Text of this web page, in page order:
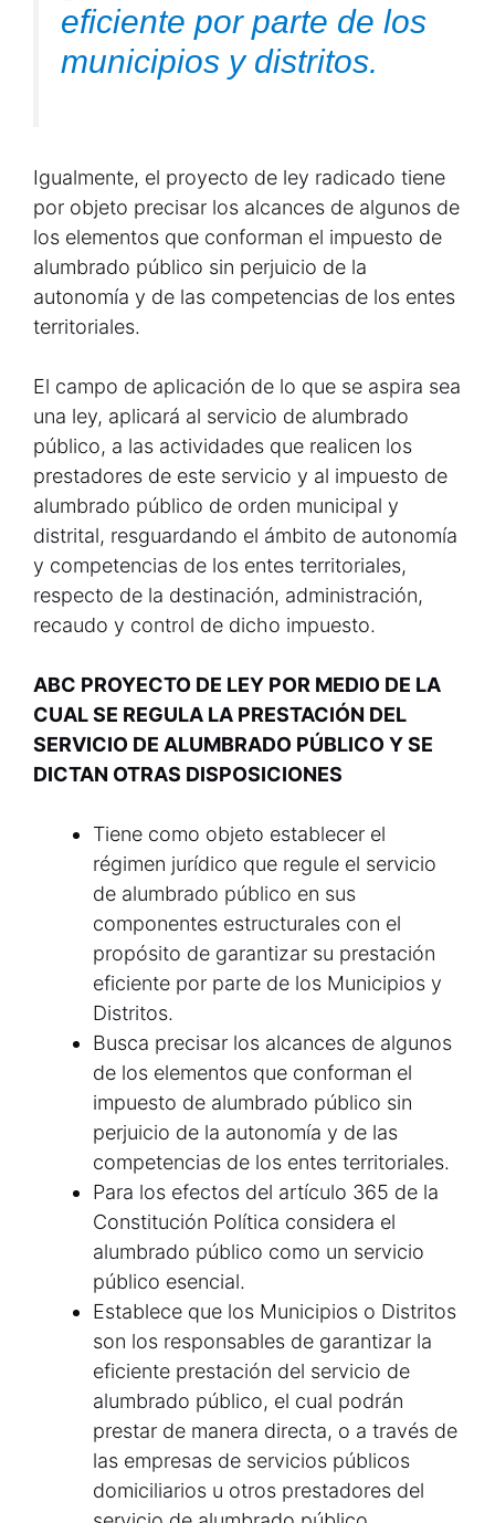
eficiente por parte de los
municipios y distritos.
Igualmente, el proyecto de ley radicado tiene
por objeto precisar los alcances de algunos de
los elementos que conforman el impuesto de
alumbrado público sin perjuicio de la
autonomía y de las competencias de los entes
territoriales.
El campo de aplicación de lo que se aspira sea
una ley, aplicará al servicio de alumbrado
público, a las actividades que realicen los
prestadores de este servicio y al impuesto de
alumbrado público de orden municipal y
distrital, resguardando el ámbito de autonomía
y competencias de los entes territoriales,
respecto de la destinación, administración,
recaudo y control de dicho impuesto.
ABC PROYECTO DE LEY POR MEDIO DE LA
CUAL SE REGULA LA PRESTACIÓN DEL
SERVICIO DE ALUMBRADO PÚBLICO Y SE
DICTAN OTRAS DISPOSICIONES
Tiene como objeto establecer el
régimen jurídico que regule el servicio
de alumbrado público en sus
componentes estructurales con el
propósito de garantizar su prestación
eficiente por parte de los Municipios y
Distritos.
Busca precisar los alcances de algunos
de los elementos que conforman el
impuesto de alumbrado público sin
perjuicio de la autonomía y de las
competencias de los entes territoriales.
Para los efectos del artículo 365 de la
Constitución Política considera el
alumbrado público como un servicio
público esencial.
Establece que los Municipios o Distritos
son los responsables de garantizar la
eficiente prestación del servicio de
alumbrado público, el cual podrán
prestar de manera directa, o a través de
las empresas de servicios públicos
domiciliarios u otros prestadores del